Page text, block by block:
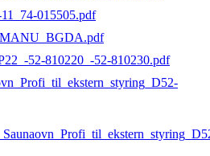
015505.pdf
52-810220_-52-810230.pdf